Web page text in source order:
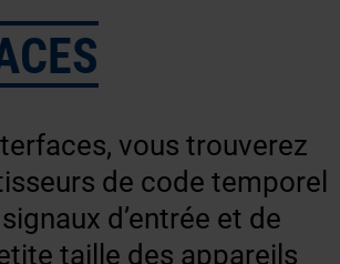
vous trouverez
de code temporel
d’entrée et de
taille des appareils